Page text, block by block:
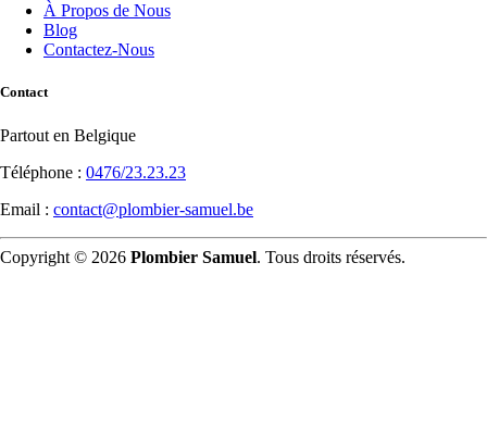
À Propos de Nous
Blog
Contactez-Nous
Contact
Partout en Belgique
Téléphone : 0476/23.23.23
Email : contact@plombier-samuel.be
Copyright © 2026 Plombier Samuel. Tous droits réservés.